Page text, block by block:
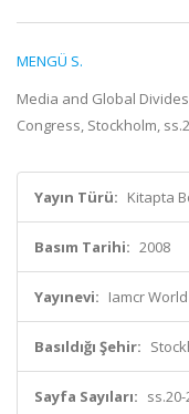
MENGÜ S.
Media and Global
Congress, Stockholm,
Yayın Türü: Kitapta
Basım Tarihi: 2008
Yayınevi: Iamcr
Basıldığı Şehir:
Sayfa Sayıları: ss.20-